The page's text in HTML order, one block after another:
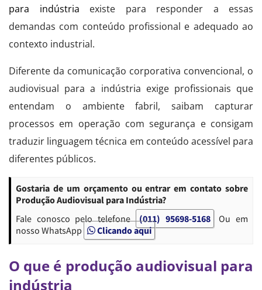
para indústria existe para responder a essas
demandas com conteúdo profissional e adequado ao
contexto industrial.
Diferente da comunicação corporativa convencional, o
audiovisual para a indústria exige profissionais que
entendam o ambiente fabril, saibam capturar
processos em operação com segurança e consigam
traduzir linguagem técnica em conteúdo acessível para
diferentes públicos.
Gostaria de um orçamento ou entrar em contato sobre
Produção Audiovisual para Indústria?
Fale conosco pelo telefone (011) 95698-5168
Ou em
nosso WhatsApp
Clicando aqui
O que é produção audiovisual para
indústria